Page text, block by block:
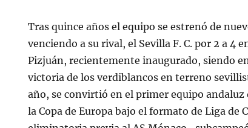
Tras quince años el equipo se estrenó de
venciendo a su rival, el Sevilla F. C. por 2 a 4
Pizjuán, recientemente inaugurado, siendo
victoria de los verdiblancos en terreno
año, se convirtió en el primer equipo andaluz
la Copa de Europa bajo el formato de Liga de